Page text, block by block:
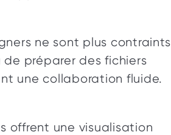
ne sont plus contraints
de préparer des fichiers
une collaboration fluide.
offrent une visualisation